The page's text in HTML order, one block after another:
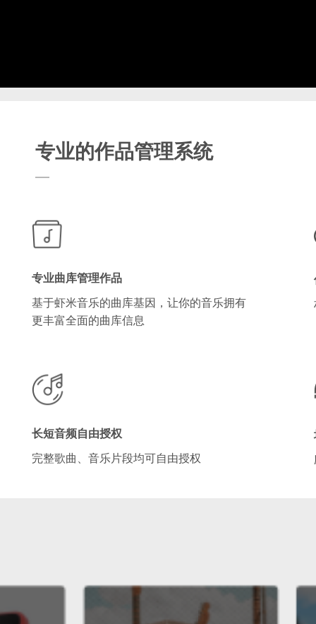
专业的作品管理系统
专业曲库管理作品
基于虾米音乐的曲库基因，让你的音乐拥有
更丰富全面的曲库信息
长短音频自由授权
完整歌曲、音乐片段均可自由授权